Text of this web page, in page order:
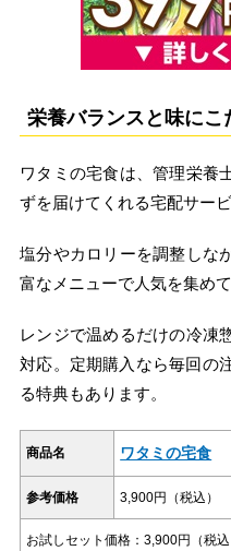
栄養バランスと味にこ
ワタミの宅食は、管理栄養
ずを届けてくれる宅配サービ
塩分やカロリーを調整しな
富なメニューで人気を集めて
レンジで温めるだけの冷凍
対応。定期購入なら毎回の
る特典もあります。
商品名 ワタミの宅食
参考価格 3,900円（税込）
お試しセット価格：3,900円（税